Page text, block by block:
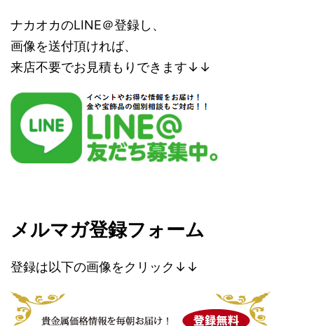
ナカオカのLINE＠登録し、
画像を送付頂ければ、
来店不要でお見積もりできます↓↓
メルマガ登録フォーム
登録は以下の画像をクリック↓↓